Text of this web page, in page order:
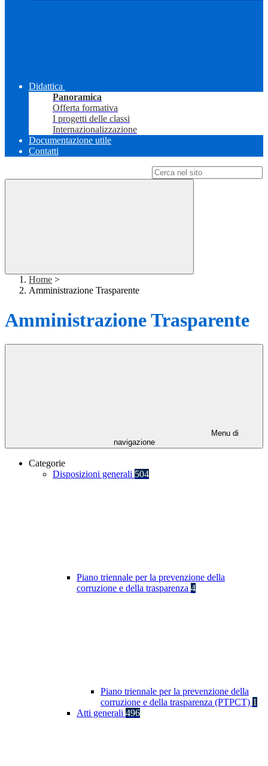
Didattica
Panoramica
Offerta formativa
I progetti delle classi
Internazionalizzazione
Documentazione utile
Contatti
Home >
Amministrazione Trasparente
Amministrazione Trasparente
Menu di
navigazione
Categorie
Disposizioni generali 504
Piano triennale per la prevenzione della
corruzione e della trasparenza 4
Piano triennale per la prevenzione della
corruzione e della trasparenza (PTPCT) 1
Atti generali 496